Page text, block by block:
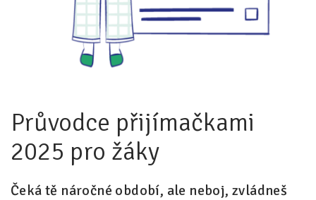
Pro zřizovatele
Konference Lepší škola
O nás
O nás
Partneři a dárci
Průvodce přijímačkami
2025 pro žáky
Čeká tě náročné období, ale neboj, zvládneš